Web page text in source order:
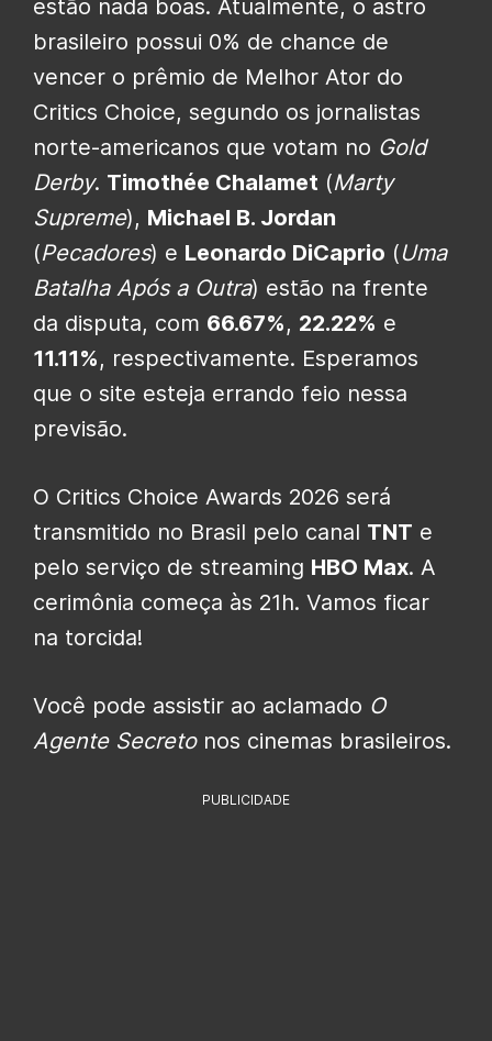
estão nada boas. Atualmente, o astro
brasileiro possui 0% de chance de
vencer o prêmio de Melhor Ator do
Critics Choice, segundo os jornalistas
norte-americanos que votam no Gold
Derby. Timothée Chalamet (Marty
Supreme), Michael B. Jordan
(Pecadores) e Leonardo DiCaprio (Uma
Batalha Após a Outra) estão na frente
da disputa, com 66.67%, 22.22% e
11.11%, respectivamente. Esperamos
que o site esteja errando feio nessa
previsão.
O Critics Choice Awards 2026 será
transmitido no Brasil pelo canal TNT e
pelo serviço de streaming HBO Max. A
cerimônia começa às 21h. Vamos ficar
na torcida!
Você pode assistir ao aclamado O
Agente Secretonos cinemas brasileiros.
PUBLICIDADE